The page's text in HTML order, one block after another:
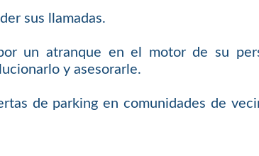
sus llamadas.
un atranque en el motor de su
y asesorarle.
de parking en comunidades de